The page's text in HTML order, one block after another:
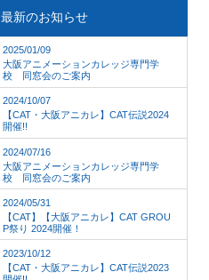
最新のお知らせ
2025/01/09
大阪アニメーションカレッジ専門学
校 同窓会のご案内
2024/10/07
【CAT・大阪アニカレ】CAT伝説2024
開催!!
2024/07/16
大阪アニメーションカレッジ専門学
校 同窓会のご案内
2024/05/31
【CAT】【大阪アニカレ】CAT GROU
P祭り 2024開催！
2023/10/12
【CAT・大阪アニカレ】CAT伝説2023